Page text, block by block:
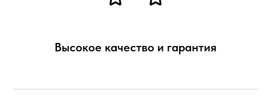
Высокое качество и гарантия